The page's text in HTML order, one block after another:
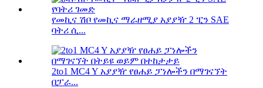
የመኪና ሽቦ የመኪና ማራዘሚያ አያያዥ 2 ፒን SAE
ባትሪ ሲ...
2to1 MC4 Y አያያዥ የፀሐይ ፓነሎችን በማገናኘት
በፓራ...